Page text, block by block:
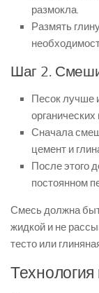
размокла.
Размять
Шаг 2.
Песок лучше
Сначала
цемент и
После этого
постоянном
Смесь должна
жидкой и не
тесто или